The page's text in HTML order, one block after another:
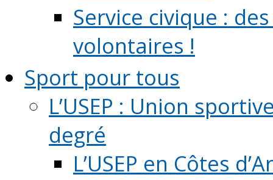
Service civique :
volontaires !
Sport pour tous
L’USEP : Union
degré
L’USEP en Côtes